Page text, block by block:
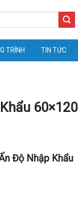
TRÌNH TIN TỨC
60×120
Độ Nhập Khẩu